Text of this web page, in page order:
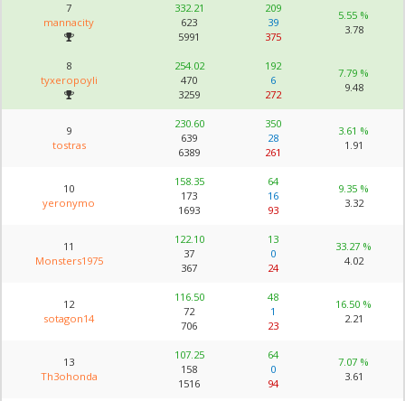
7
mannacity
332.21
623
5991
209
39
375
5.55 %
3.78
8
tyxeropoyli
254.02
470
3259
192
6
272
7.79 %
9.48
9
tostras
230.60
639
6389
350
28
261
3.61 %
1.91
10
yeronymo
158.35
173
1693
64
16
93
9.35 %
3.32
11
Monsters1975
122.10
37
367
13
0
24
33.27 %
4.02
12
sotagon14
116.50
72
706
48
1
23
16.50 %
2.21
13
Th3ohonda
107.25
158
1516
64
0
94
7.07 %
3.61